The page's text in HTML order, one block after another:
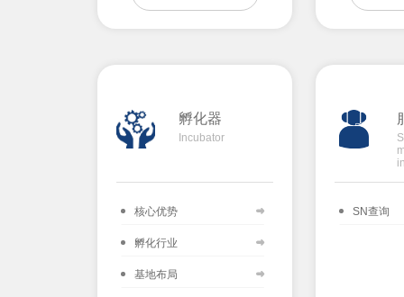
孵化器
Incubator
核心优势
孵化行业
基地布局
SN查询